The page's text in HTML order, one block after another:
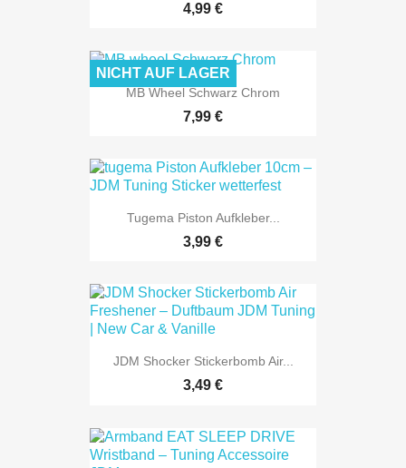
4,99 €
MB Wheel Schwarz Chrom
7,99 €
NICHT AUF LAGER
Tugema Piston Aufkleber...
3,99 €
JDM Shocker Stickerbomb Air...
3,49 €